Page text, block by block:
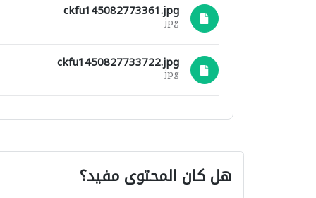
ckfu145082773361.jpg
jpg
ckfu1450827733722.jpg
jpg
هل كان المحتوى مفيد؟